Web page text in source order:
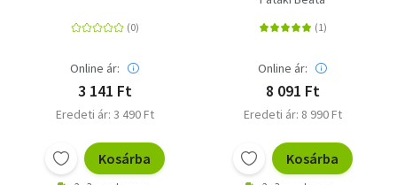
Online ár:
3 141 Ft
Eredeti ár: 3 490 Ft
Kosárba
Online ár:
8 091 Ft
Eredeti ár: 8 990 Ft
Kosárba